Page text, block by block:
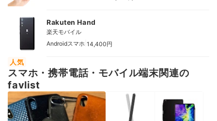
Rakuten Hand
楽天モバイル
Androidスマホ 14,400円
人気
スマホ・携帯電話・モバイル端末関連の
favlist